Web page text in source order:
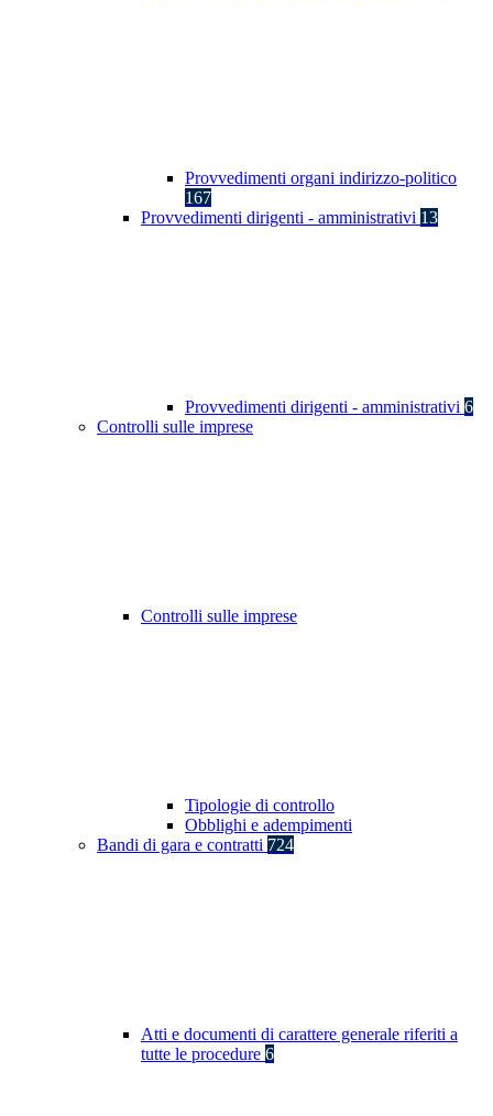
Provvedimenti organi indirizzo-politico
167
Provvedimenti dirigenti - amministrativi 13
Provvedimenti dirigenti - amministrativi 6
Controlli sulle imprese
Controlli sulle imprese
Tipologie di controllo
Obblighi e adempimenti
Bandi di gara e contratti 724
Atti e documenti di carattere generale riferiti a
tutte le procedure 6